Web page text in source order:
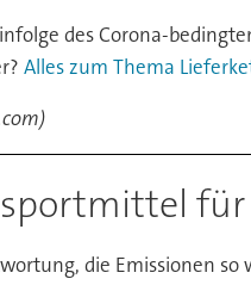
infolge des Corona-
Alles zum Thema
die Emissionen